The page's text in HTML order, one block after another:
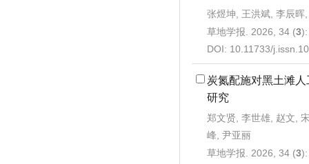
张煜坤, 王洪斌, 李辰晖
草地学报. 2026, 34 (3
DOI: 10.11733/
炭氮配施对黑土滩
研究
郑文贤, 李世雄, 赵文,
峰, 尹亚丽
草地学报. 2026, 34 (3